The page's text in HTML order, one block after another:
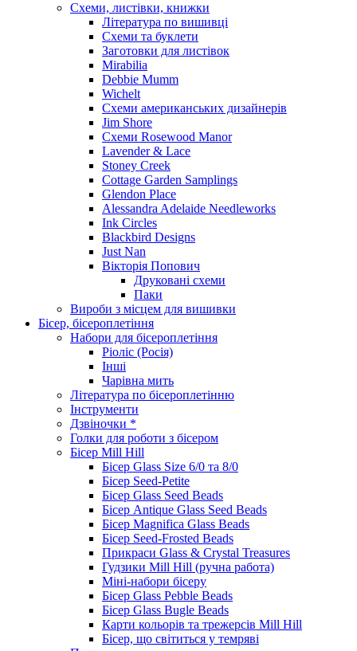
Схеми, листівки, книжки
Література по вишивці
Схеми та буклети
Заготовки для листівок
Mirabilia
Debbie Mumm
Wichelt
Схеми американських дизайнерів
Jim Shore
Cхеми Rosewood Manor
Lavender & Lace
Stoney Creek
Cottage Garden Samplings
Glendon Place
Alessandra Adelaide Needleworks
Ink Circles
Blackbird Designs
Just Nan
Вікторія Попович
Друковані схеми
Паки
Вироби з місцем для вишивки
Бісер, бісероплетіння
Набори для бісероплетіння
Ріоліс (Росія)
Інші
Чарівна мить
Література по бісероплетінню
Інструменти
Дзвіночки *
Голки для роботи з бісером
Бісер Mill Hill
Бісер Glass Size 6/0 та 8/0
Бісер Seed-Petite
Бісер Glass Seed Beads
Бісер Antique Glass Seed Beads
Бісер Magnifica Glass Beads
Бісер Seed-Frosted Beads
Прикраси Glass & Crystal Treasures
Гудзики Mill Hill (ручна работа)
Міні-набори бісеру
Бісер Glass Pebble Beads
Бісер Glass Bugle Beads
Карти кольорів та трежерсів Mill Hill
Бісер, що світиться у темряві